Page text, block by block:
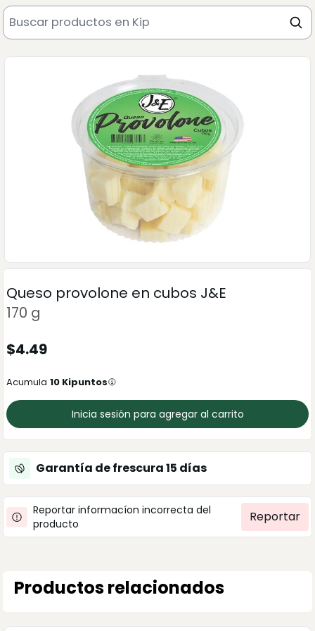
Queso provolone en cubos J&E
170 g
$4.49
Acumula 10 Kipuntos
Inicia sesión para agregar al carrito
Garantía de frescura15 días
Reportar informacíon incorrecta del
producto
Reportar
Productos relacionados